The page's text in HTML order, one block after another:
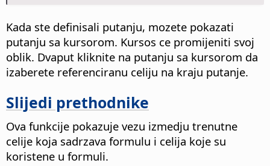
Kada ste definisali putanju, mozete pokazati
putanju sa kursorom. Kursos ce promijeniti svoj
oblik. Dvaput kliknite na putanju sa kursorom da
izaberete referenciranu celiju na kraju putanje.
Slijedi prethodnike
Ova funkcije pokazuje vezu izmedju trenutne
celije koja sadrzava formulu i celija koje su
koristene u formuli.